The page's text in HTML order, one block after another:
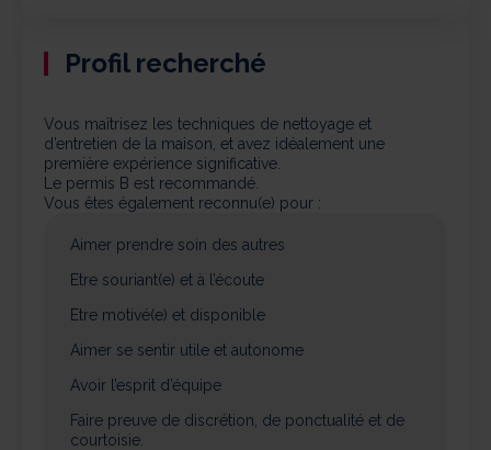
Profil recherché
Vous maîtrisez les techniques de nettoyage et
d’entretien de la maison, et avez idéalement une
première expérience significative.
Le permis B est recommandé.
Vous êtes également reconnu(e) pour :
Aimer prendre soin des autres
Etre souriant(e) et à l’écoute
Etre motivé(e) et disponible
Aimer se sentir utile et autonome
Avoir l’esprit d’équipe
Faire preuve de discrétion, de ponctualité et de
courtoisie.